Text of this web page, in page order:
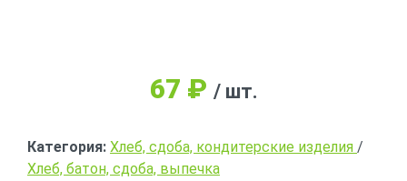
67 ₽ / шт.
Категория: Хлеб, сдоба, кондитерские изделия /
Хлеб, батон, сдоба, выпечка